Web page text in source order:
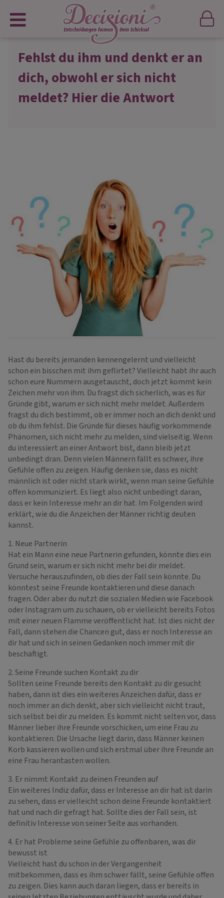
Fehlst du ihm und denkt er an
dich, obwohl er sich nicht
meldet? Hier die Antwort
Hast du bereits jemanden kennengelernt und vielleicht
schon ein bisschen mit ihm geflirtet? Vielleicht habt ihr auch
schon eure Nummern ausgetauscht, doch jetzt kommt kein
Zeichen mehr von ihm. Du fragst dich sicherlich, was es für
Gründe gibt, warum er sich nicht mehr meldet. Außerdem
fragst du dich bestimmt, ob er immer noch an dich denkt und
ob du ihm fehlst. Die Gründe für dieses häufig vorkommende
Phänomen, sich nicht mehr zu melden, sind vielseitig. Wenn
du interessiert an einer Antwort bist, dann bleib jetzt
unbedingt dran. Denn vielen Männern fällt es schwer, ihre
Gefühle offen zu zeigen. Häufig denken sie, dass es nicht
männlich ist oder nicht stark wirkt, wenn man seine Gefühle
offen kommuniziert. Es liegt also nicht unbedingt daran,
dass er kein Interesse mehr an dir hat. Im Folgenden wird
erklärt, wie du die Anzeichen der Männer richtig deuten
kannst.
1. Neue Partnerin
Hat ein Mann eine neue Partnerin gefunden, könnte dies ein
Grund sein, warum er sich nicht mehr bei dir meldet.
Versuche herauszufinden, ob dies der Fall sein könnte. Du
könntest seine Freunde kontaktieren und diese danach
fragen. Oder aber du nutzt die sozialen Medien wie Facebook
oder Instagram um zu schauen, ob er vielleicht bereits Fotos
mit einer neuen Flamme veröffentlicht hat. Ist dies nicht der
Fall, dann stehen die Chancen gut, dass er noch Interesse an
dir hat und sich in seinen Gedanken noch immer mit dir
beschäftigt.
2. Seine Freunde suchen Kontakt zu dir
Sollten seine Freunde bereits den Kontakt zu dir gesucht
haben, dann ist dies ein weiteres Anzeichen dafür, dass er
noch immer an dich denkt, aber sich vielleicht nicht traut,
sich selbst bei dir zu melden. Es kommt nicht selten vor, dass
Männer lieber ihre Freunde vorschicken, um eine Frau zu
kontaktieren. Die Ursache liegt darin, dass Männer keinen
Korb kassieren wollen und sich erstmal über ihre Freunde an
eine Frau herantasten wollen.
3. Er nimmt Kontakt zu deinen Freunden auf
Ein weiteres Indiz dafür, dass er Interesse an dir hat ist darin
zu sehen, dass er vielleicht schon deine Freunde kontaktiert
hat und nach dir gefragt hat. Sollte dies der Fall sein, ist
definitiv Interesse von seiner Seite aus vorhanden.
4. Er hat Probleme seine Gefühle zu offenbaren, was dir
bewusst ist
Vielleicht hast du schon in der Vergangenheit
mitbekommen, dass es ihm schwer fällt, seine Gefühle offen
zu zeigen. Dies kann auch daran liegen, dass er bereits in